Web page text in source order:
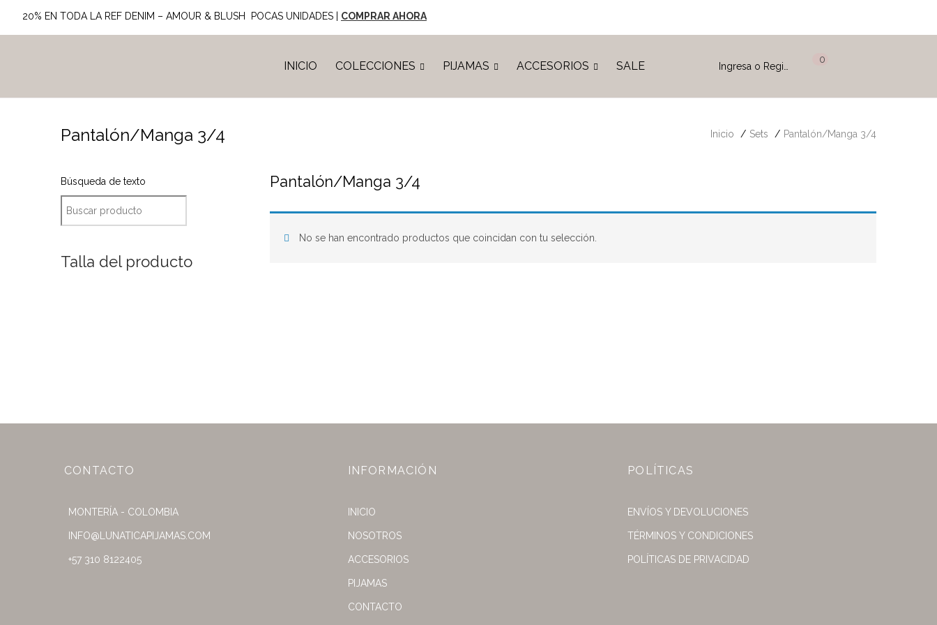
20% EN TODA LA REF DENIM – AMOUR & BLUSH POCAS UNIDADES | COMPRAR AHORA
INICIO COLECCIONES PIJAMAS ACCESORIOS SALE 00
Inicio Sets Pantalón/Manga 3/4
Pantalón/Manga 3/4
Búsqueda de texto
Talla del producto
Pantalón/Manga 3/4
No se han encontrado productos que coincidan con tu selección.
CONTACTO
MONTERÍA - COLOMBIA
INFO@LUNATICAPIJAMAS.COM
+57 310 8122405
INFORMACIÓN
INICIO
NOSOTROS
ACCESORIOS
PIJAMAS
CONTACTO
POLÍTICAS
ENVÍOS Y DEVOLUCIONES
TÉRMINOS Y CONDICIONES
POLÍTICAS DE PRIVACIDAD